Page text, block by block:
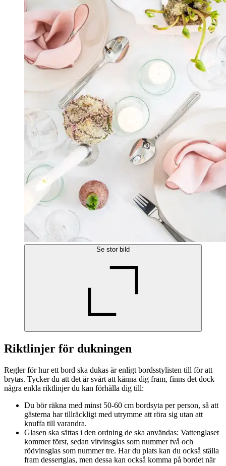
Se stor bild
Riktlinjer för dukningen
Regler för hur ett bord ska dukas är enligt bordsstylisten till för att
brytas. Tycker du att det är svårt att känna dig fram, finns det dock
några enkla riktlinjer du kan förhålla dig till:
Du bör räkna med minst 50-60 cm bordsyta per person, så att
gästerna har tillräckligt med utrymme att röra sig utan att
knuffa till varandra.
Glasen ska sättas i den ordning de ska användas: Vattenglaset
kommer först, sedan vitvinsglas som nummer två och
rödvinsglas som nummer tre. Har du plats kan du också ställa
fram dessertglas, men dessa kan också komma på bordet när